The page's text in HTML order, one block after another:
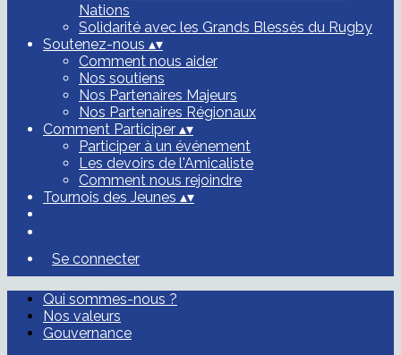
Nations
Solidarité avec les Grands Blessés du Rugby
Soutenez-nous ▴▾
Comment nous aider
Nos soutiens
Nos Partenaires Majeurs
Nos Partenaires Régionaux
Comment Participer ▴▾
Participer à un événement
Les devoirs de l'Amicaliste
Comment nous rejoindre
Tournois des Jeunes ▴▾
Se connecter
Qui sommes-nous ?
Nos valeurs
Gouvernance